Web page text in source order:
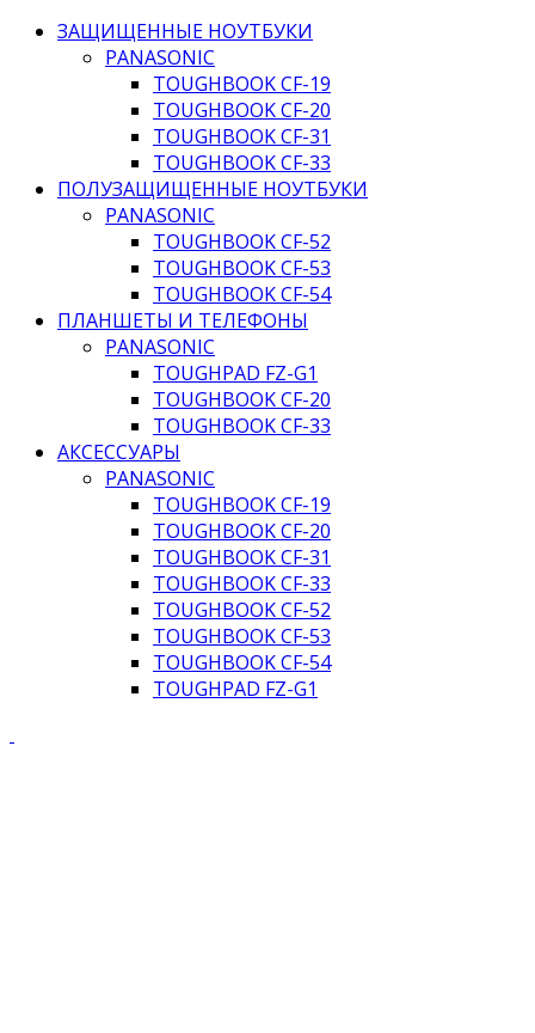
ЗАЩИЩЕННЫЕ НОУТБУКИ
PANASONIC
TOUGHBOOK CF-19
TOUGHBOOK CF-20
TOUGHBOOK CF-31
TOUGHBOOK CF-33
ПОЛУЗАЩИЩЕННЫЕ НОУТБУКИ
PANASONIC
TOUGHBOOK CF-52
TOUGHBOOK CF-53
TOUGHBOOK CF-54
ПЛАНШЕТЫ И ТЕЛЕФОНЫ
PANASONIC
TOUGHPAD FZ-G1
TOUGHBOOK CF-20
TOUGHBOOK CF-33
АКСЕССУАРЫ
PANASONIC
TOUGHBOOK CF-19
TOUGHBOOK CF-20
TOUGHBOOK CF-31
TOUGHBOOK CF-33
TOUGHBOOK CF-52
TOUGHBOOK CF-53
TOUGHBOOK CF-54
TOUGHPAD FZ-G1